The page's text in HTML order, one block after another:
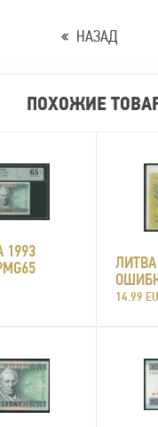
НАЗАД
ПОХОЖИЕ
1993
14.99